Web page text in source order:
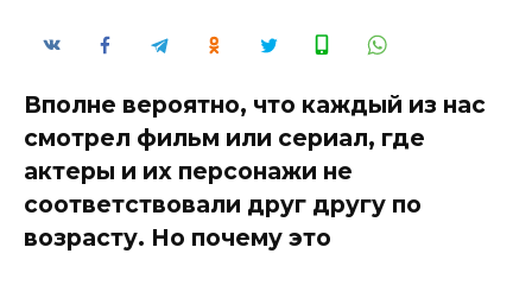
Вполне вероятно, что каждый из нас
смотрел фильм или сериал, где
актеры и их персонажи не
соответствовали друг другу по
возрасту. Но почему это